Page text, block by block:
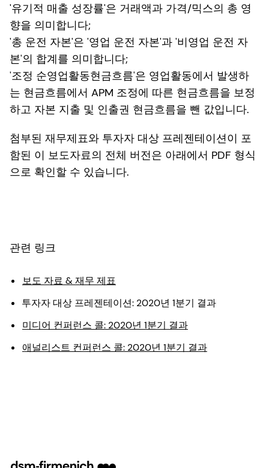
'유기적 매출 성장률'은 거래액과 가격/믹스의 총 영
향을 의미합니다;
'총 운전 자본'은 '영업 운전 자본'과 '비영업 운전 자
본'의 합계를 의미합니다;
'조정 순영업활동현금흐름'은 영업활동에서 발생하
는 현금흐름에서 APM 조정에 따른 현금흐름을 보정
하고 자본 지출 및 인출권 현금흐름을 뺀 값입니다.
첨부된 재무제표와 투자자 대상 프레젠테이션이 포
함된 이 보도자료의 전체 버전은 아래에서 PDF 형식
으로 확인할 수 있습니다.
관련 링크
보도 자료 & 재무 제표
투자자 대상 프레젠테이션: 2020년 1분기 결과
미디어 컨퍼런스 콜: 2020년 1분기 결과
애널리스트 컨퍼런스 콜: 2020년 1분기 결과